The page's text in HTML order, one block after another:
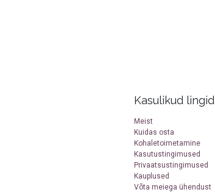
Kasulikud lingid
Meist
Kuidas osta
Kohaletoimetamine
Kasutustingimused
Privaatsustingimused
Kauplused
Võta meiega ühendust